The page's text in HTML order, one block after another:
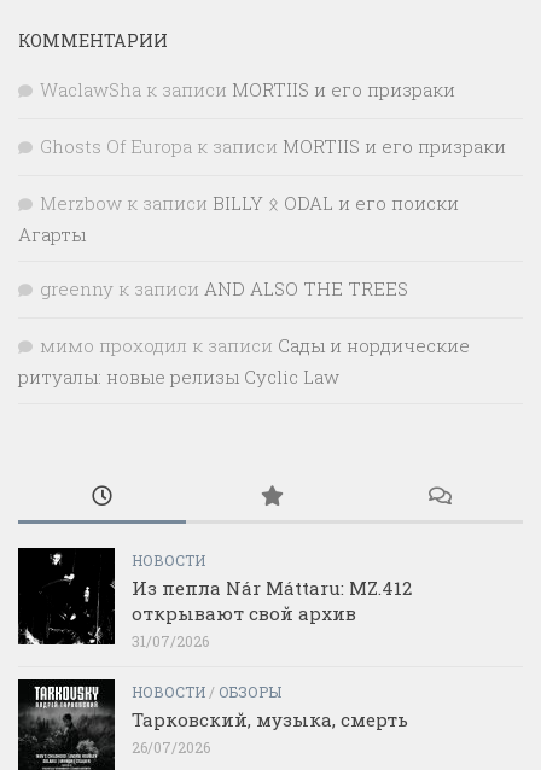
КОММЕНТАРИИ
WaclawSha к записи MORTIIS и его призраки
Ghosts Of Europa к записи MORTIIS и его призраки
Merzbow к записи BILLY ᛟ ODAL и его поиски
Агарты
greenny к записи AND ALSO THE TREES
мимо проходил к записи Сады и нордические
ритуалы: новые релизы Cyclic Law
НОВОСТИ
Из пепла Nár Máttaru: MZ.412
открывают свой архив
31/07/2026
НОВОСТИ / ОБЗОРЫ
Тарковский, музыка, смерть
26/07/2026